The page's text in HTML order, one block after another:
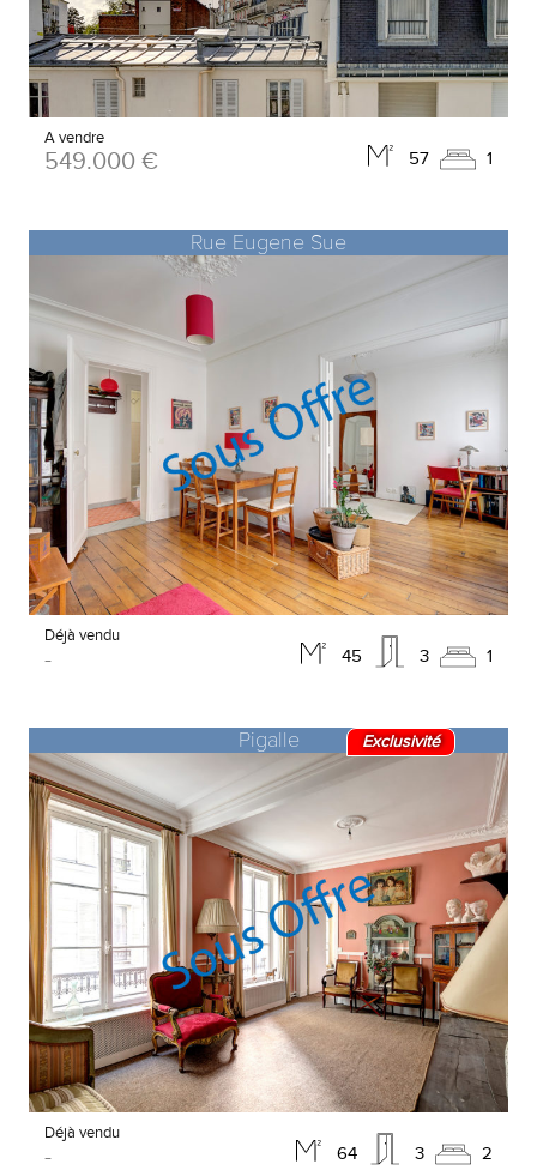
57 1
A vendre
549.000 €
Rue Eugene Sue
45 3 1
Déjà vendu
-
Exclusivité
Pigalle
64 3 2
Déjà vendu
-